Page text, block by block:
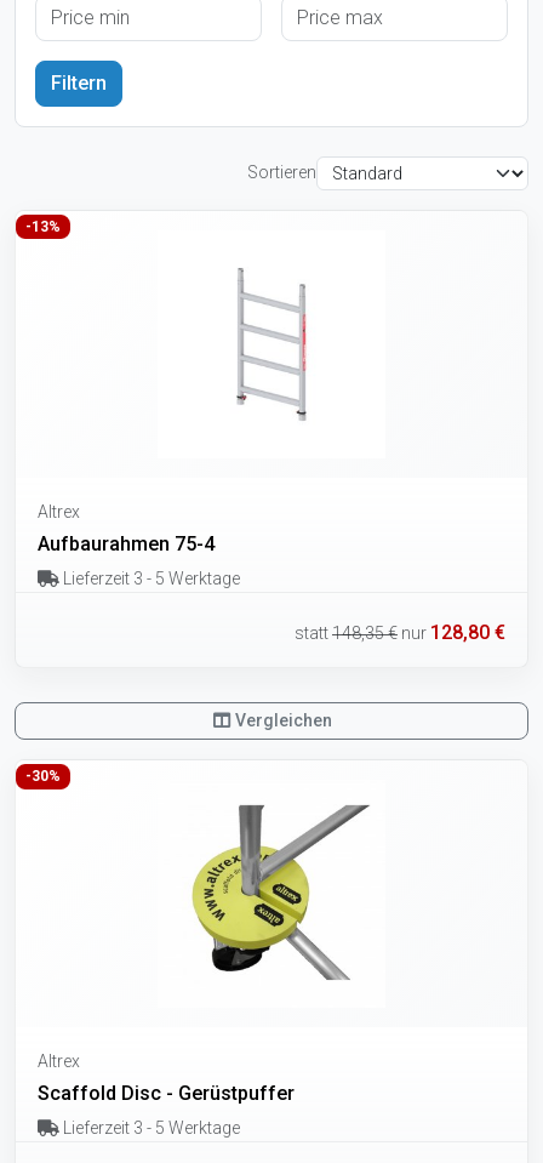
Sortieren
-13%
Altrex
Aufbaurahmen 75-4
Lieferzeit 3 - 5 Werktage
statt148,35 € nur 128,80 €
Vergleichen
-30%
Altrex
Scaffold Disc - Gerüstpuffer
Lieferzeit 3 - 5 Werktage